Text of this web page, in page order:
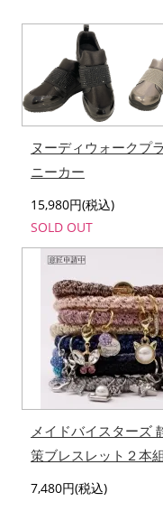
ヌーディウォーク
ニーカー
15,980円(税込)
SOLD OUT
メイドバイスターズ
策ブレスレット２本
7,480円(税込)